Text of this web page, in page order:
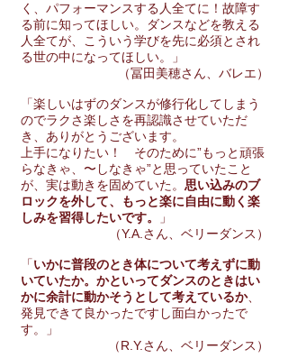
く、パフォーマンスする人全てに！故障す
る前に知ってほしい。ダンスなどを教える
人全てが、こういう学びを先に必須とされ
る世の中になってほしい。」
（冨田美穂さん、バレエ）
「楽しいはずのダンスが修行化してしまう
のでラクさ楽しさを再認識させていただ
き、ありがとうございます。
上手になりたい！ そのために”もっと頑張
らなきゃ、〜しなきゃ”と思っていたこと
が、実は動きを固めていた。 思い込みのブ
ロックを外して、もっと楽に自由に動く楽
しみを習得したいです。
」
（Y.A.さん、ベリーダンス）
「いかに普段のとき体について考えずに動
いていたか。かといってダンスのときはい
かに余計に動かそうとして考えているか、
発見できて良かったですし面白かったで
す。」
（R.Y.さん、ベリーダンス）